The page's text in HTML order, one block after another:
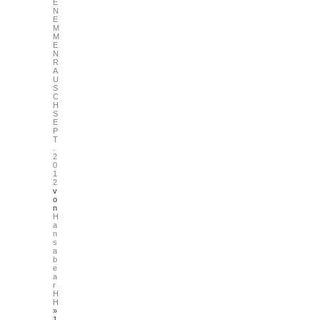
E
N
E
M
M
E
N
R
A
U
S
C
H
S
E
P
T
2
0
1
2
v
o
n
H
a
n
s
a
b
e
a
r
H
H
»